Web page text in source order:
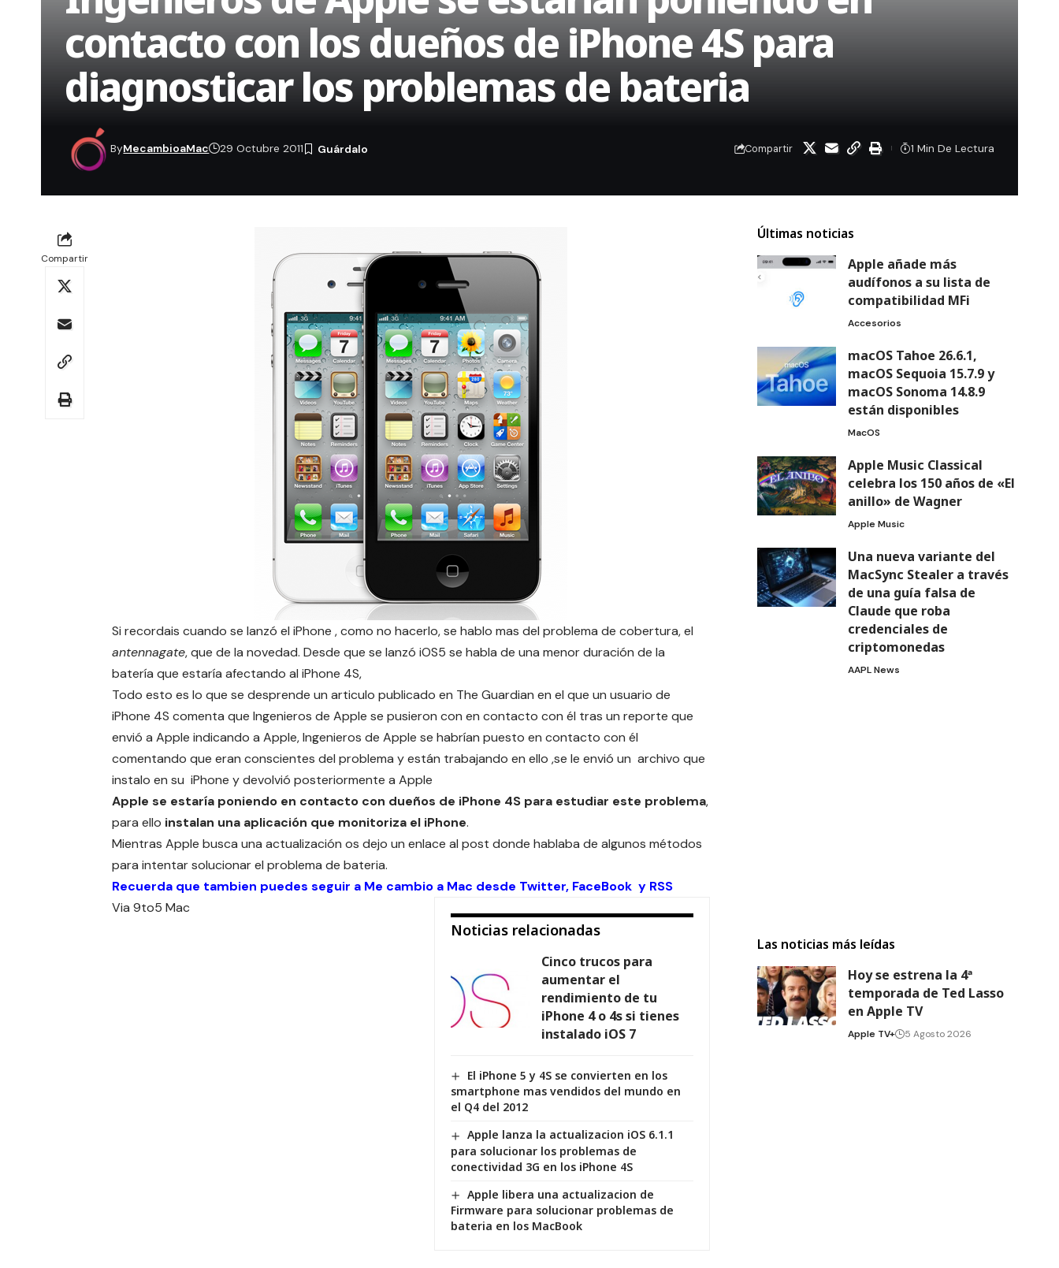
contacto con los dueños de iPhone 4S para
diagnosticar los problemas de bateria
ByMecambioaMac 29 Octubre 2011 Compartir 1 Min De Lectura
Compartir
Si recordais cuando se lanzó el iPhone , como no hacerlo, se hablo mas del problema de cobertura, el
antennagate, que de la novedad. Desde que se lanzó iOS5 se habla de una menor duración de la
batería que estaría afectando al iPhone 4S,
Todo esto es lo que se desprende un articulo publicado en The Guardian en el que un usuario de
iPhone 4S comenta que Ingenieros de Apple se pusieron con en contacto con él tras un reporte que
envió a Apple indicando a Apple, Ingenieros de Apple se habrían puesto en contacto con él
comentando que eran conscientes del problema y están trabajando en ello ,se le envió un archivo que
instalo en su iPhone y devolvió posteriormente a Apple
Apple se estaría poniendo en contacto con dueños de iPhone 4S para estudiar este problema,
para ello instalan una aplicación que monitoriza el iPhone.
Mientras Apple busca una actualización os dejo un enlace al post donde hablaba de algunos métodos
para intentar solucionar el problema de bateria.
Recuerda que tambien puedes seguir a Me cambio a Mac desde Twitter, FaceBook y RSS
Noticias relacionadas
Cinco trucos para
aumentar el
rendimiento de tu
iPhone 4 o 4s si tienes
instalado iOS 7
El iPhone 5 y 4S se convierten en los
smartphone mas vendidos del mundo en
el Q4 del 2012
Apple lanza la actualizacion iOS 6.1.1
para solucionar los problemas de
conectividad 3G en los iPhone 4S
Apple libera una actualizacion de
Firmware para solucionar problemas de
bateria en los MacBook
Via 9to5 Mac
Últimas noticias
Apple añade más
audífonos a su lista de
compatibilidad MFi
Accesorios
macOS Tahoe 26.6.1,
macOS Sequoia 15.7.9 y
macOS Sonoma 14.8.9
están disponibles
MacOS
Apple Music Classical
celebra los 150 años de «El
anillo» de Wagner
Apple Music
Una nueva variante del
MacSync Stealer a través
de una guía falsa de
Claude que roba
credenciales de
criptomonedas
AAPL News
Las noticias más leídas
Hoy se estrena la 4ª
temporada de Ted Lasso
en Apple TV
Apple TV+ 5 Agosto 2026